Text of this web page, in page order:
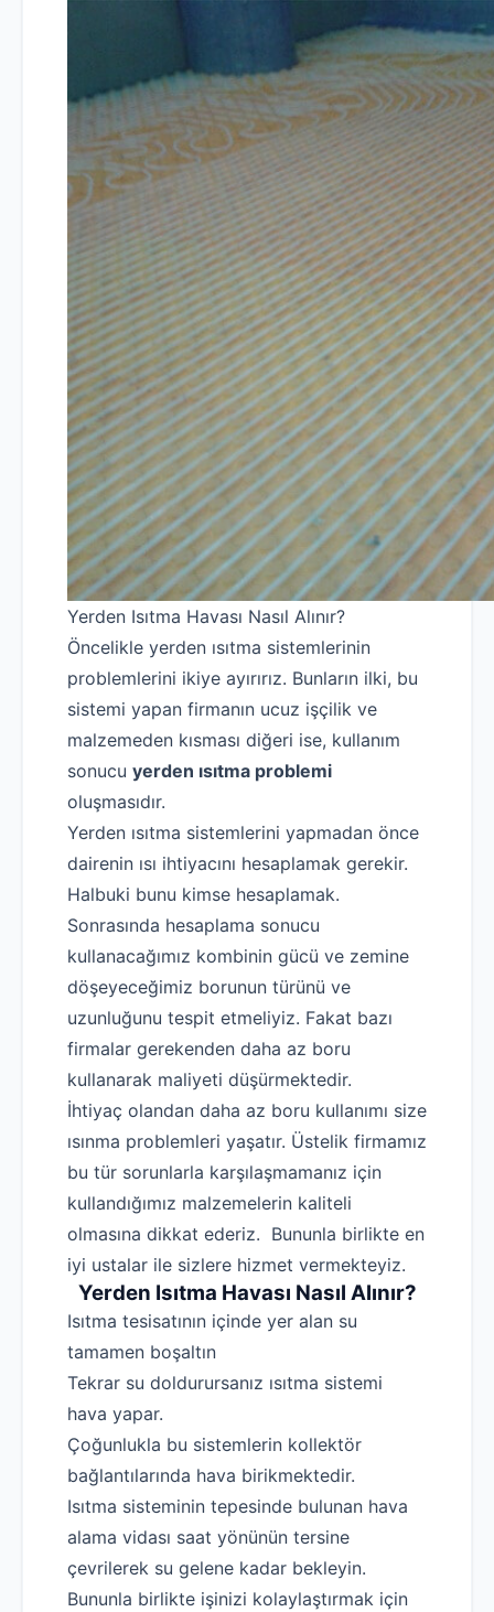
Yerden Isıtma Havası Nasıl Alınır?
Öncelikle yerden ısıtma sistemlerinin
problemlerini ikiye ayırırız. Bunların ilki, bu
sistemi yapan firmanın ucuz işçilik ve
malzemeden kısması diğeri ise, kullanım
sonucu yerden ısıtma problemi
oluşmasıdır.
Yerden ısıtma sistemlerini yapmadan önce
dairenin ısı ihtiyacını hesaplamak gerekir.
Halbuki bunu kimse hesaplamak.
Sonrasında hesaplama sonucu
kullanacağımız kombinin gücü ve zemine
döşeyeceğimiz borunun türünü ve
uzunluğunu tespit etmeliyiz. Fakat bazı
firmalar gerekenden daha az boru
kullanarak maliyeti düşürmektedir.
İhtiyaç olandan daha az boru kullanımı size
ısınma problemleri yaşatır. Üstelik firmamız
bu tür sorunlarla karşılaşmamanız için
kullandığımız malzemelerin kaliteli
olmasına dikkat ederiz. Bununla birlikte en
iyi ustalar ile sizlere hizmet vermekteyiz.
Yerden Isıtma Havası Nasıl Alınır?
Isıtma tesisatının içinde yer alan su
tamamen boşaltın
Tekrar su doldurursanız ısıtma sistemi
hava yapar.
Çoğunlukla bu sistemlerin kollektör
bağlantılarında hava birikmektedir.
Isıtma sisteminin tepesinde bulunan hava
alama vidası saat yönünün tersine
çevrilerek su gelene kadar bekleyin.
Bununla birlikte işinizi kolaylaştırmak için